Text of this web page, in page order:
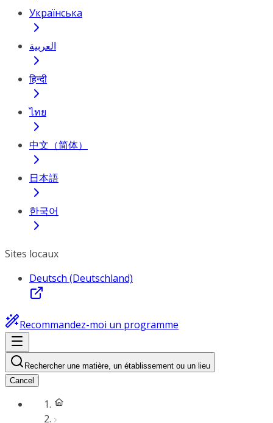
Українська
العربية
हिन्दी
ไทย
中文（简体）
日本語
한국어
Sites locaux
Deutsch (Deutschland)
Recommandez-moi un programme
Rechercher une matière, un établissement ou un lieu
Cancel